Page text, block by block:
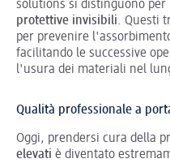
solutions si distinguono per
protettive invisibili. Questi
per prevenire
facilitando le successive
l'usura dei materiali nel
Qualità professionale a
Oggi, prendersi cura della
elevati è diventato